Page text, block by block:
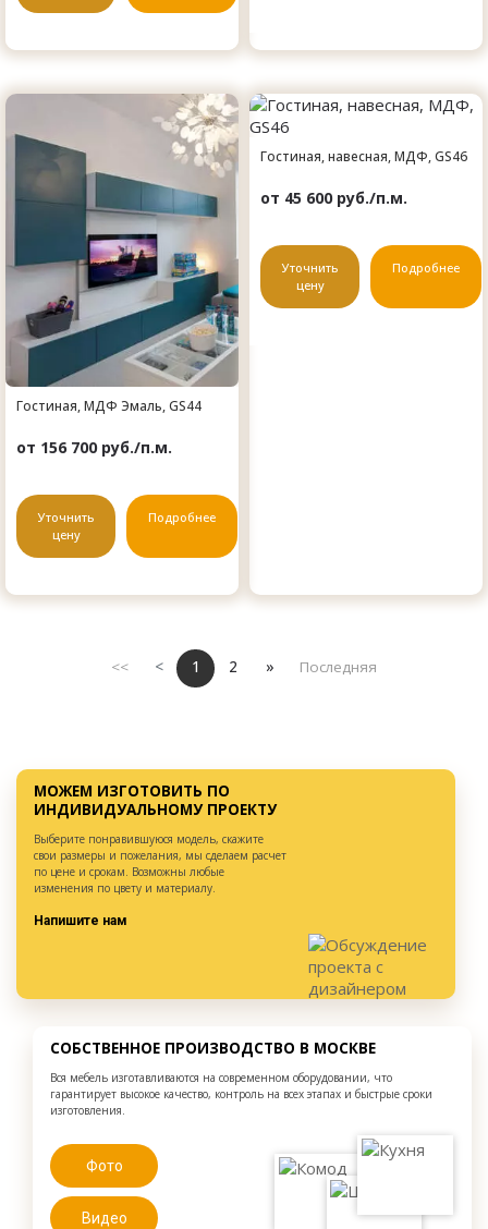
Гостиная, МДФ Эмаль, GS44
от 156 700 руб./п.м.
Уточнить
цену
Подробнее
Гостиная, навесная, МДФ, GS46
от 45 600 руб./п.м.
Уточнить
цену
Подробнее
<< < 1 2 » Последняя
МОЖЕМ ИЗГОТОВИТЬ ПО
ИНДИВИДУАЛЬНОМУ ПРОЕКТУ
Выберите понравившуюся модель, скажите
свои размеры и пожелания, мы сделаем расчет
по цене и срокам. Возможны любые
изменения по цвету и материалу.
Напишите нам
СОБСТВЕННОЕ ПРОИЗВОДСТВО В МОСКВЕ
Вся мебель изготавливаются на современном оборудовании, что
гарантирует высокое качество, контроль на всех этапах и быстрые сроки
изготовления.
Фото
Видео